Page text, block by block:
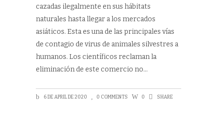
cazadas ilegalmente en sus hábitats
naturales hasta llegar a los mercados
asiáticos. Esta es una de las principales vías
de contagio de virus de animales silvestres a
humanos. Los científicos reclaman la
eliminación de este comercio no
6 DE APRIL DE 2020 0 COMMENTS 0 SHARE